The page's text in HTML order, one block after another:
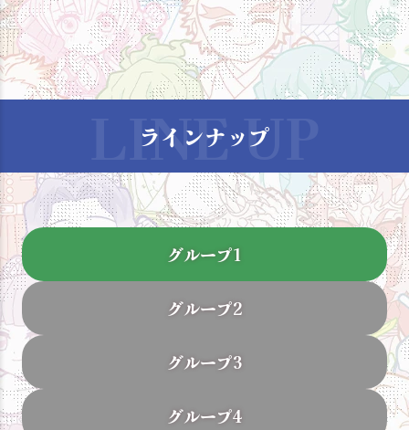
ラインナップ
グループ1
グループ2
グループ3
グループ4